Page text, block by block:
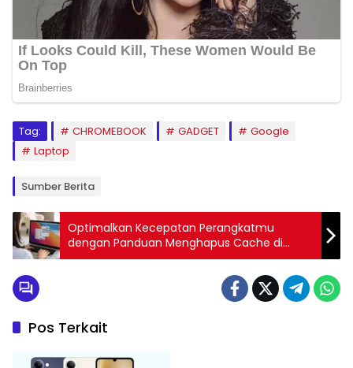
Tag: CHROMEBOOK GADGET
Google
Laptop
Sumber Berita
Optimalkan Kecepatan Perangkatmu
dengan Panduan Menghapus Cache di
Windows 10
Pos Terkait